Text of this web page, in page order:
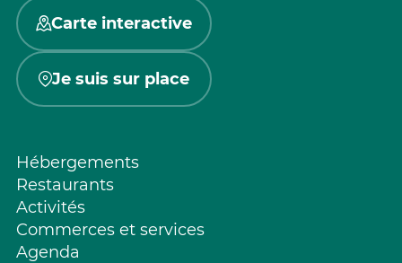
Carte interactive
Je suis sur place
Hébergements
Restaurants
Activités
Commerces et services
Agenda